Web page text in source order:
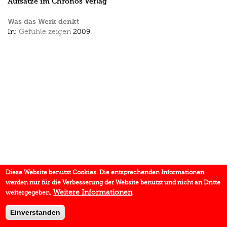
Was das Werk denkt
In: Gefühle zeigen 2009.
Diese Website benutzt Cookies. Die entsprechenden Informationen
werden nur für die Verbesserung der Website benutzt und nicht an Dritte
weitergegeben. Weitere Informationen
Einverstanden